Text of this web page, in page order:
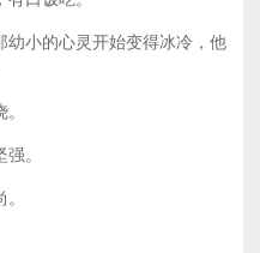
小的心灵开始变得冰冷，他
。